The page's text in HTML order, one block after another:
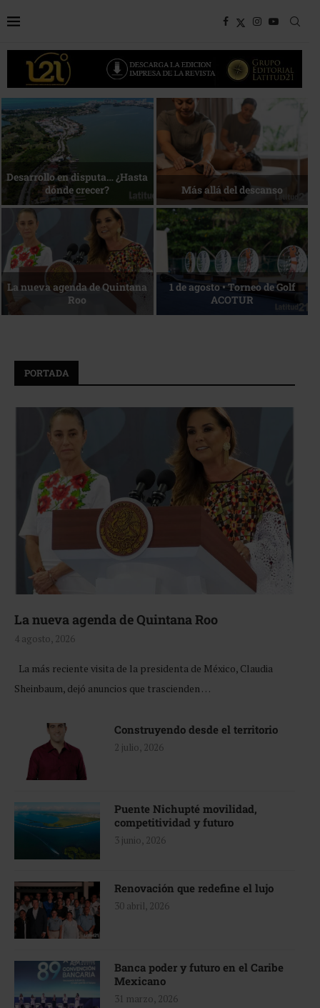
Bottega, un viaje servido a la
mesa
Energía que Impulsa la
competitividad
Reconocimiento de viajeros La esencia del servicio
PORTADA
La nueva agenda de Quintana Roo
4 agosto, 2026
La más reciente visita de la presidenta de México, Claudia
Sheinbaum, dejó anuncios que trascienden …
Construyendo desde el territorio
2 julio, 2026
Puente Nichupté movilidad,
competitividad y futuro
3 junio, 2026
Renovación que redefine el lujo
30 abril, 2026
Banca poder y futuro en el Caribe
Mexicano
31 marzo, 2026